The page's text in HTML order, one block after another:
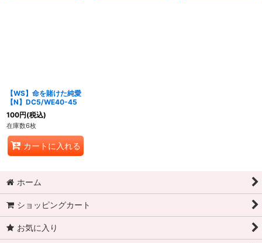
【WS】命を賭けた純愛
【N】DC5/WE40-45
100円(税込)
在庫数6枚
カートに入れる
ホーム
ショッピングカート
お気に入り